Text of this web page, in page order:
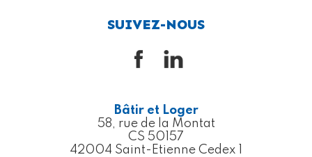
SUIVEZ-NOUS
Bâtir et Loger
58, rue de la Montat
CS 50157
42004 Saint-Etienne Cedex 1